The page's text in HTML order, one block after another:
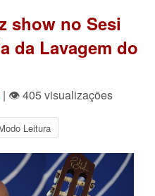
show no Sesi
da Lavagem do
| 👁 405 visualizações
Leitura